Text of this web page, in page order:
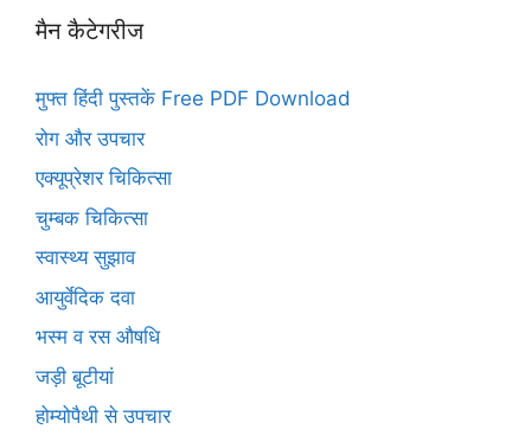
मैन कैटेगरीज
मुफ्त हिंदी पुस्तकें Free PDF Download
रोग और उपचार
एक्यूप्रेशर चिकित्सा
चुम्बक चिकित्सा
स्वास्थ्य सुझाव
आयुर्वेदिक दवा
भस्म व रस औषधि
जड़ी बूटीयां
होम्योपैथी से उपचार